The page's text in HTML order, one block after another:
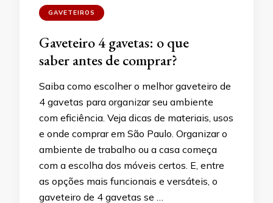
GAVETEIROS
Gaveteiro 4 gavetas: o que
saber antes de comprar?
Saiba como escolher o melhor gaveteiro de
4 gavetas para organizar seu ambiente
com eficiência. Veja dicas de materiais, usos
e onde comprar em São Paulo. Organizar o
ambiente de trabalho ou a casa começa
com a escolha dos móveis certos. E, entre
as opções mais funcionais e versáteis, o
gaveteiro de 4 gavetas se …